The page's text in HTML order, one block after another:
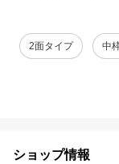
2面タイプ 中
ショップ情報